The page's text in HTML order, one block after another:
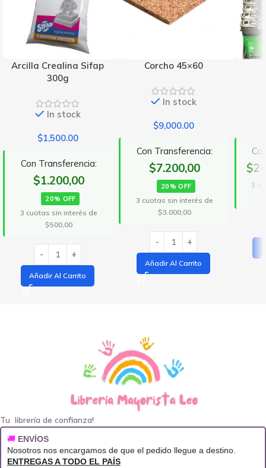
Arcilla Crealina Sifap
300g
In stock
$1,500.00
Con Transferencia:
$1.200,00
20% OFF
3 cuotas sin interés de
$500,00
Añadir Al Carrito
Corcho 45×60
In stock
$9,000.00
Con Transferencia:
$7.200,00
20% OFF
3 cuotas sin interés de
$3.000,00
Añadir Al Carrito
3
Tu librería de confianza!
🚚 ENVÍOS
Nosotros nos encargamos de que el pedido llegue a destino.
ENTREGAS A TODO EL PAÍS